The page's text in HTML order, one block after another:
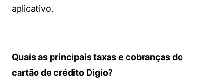
aplicativo.
Quais as principais taxas e cobranças do
cartão de crédito Digio?